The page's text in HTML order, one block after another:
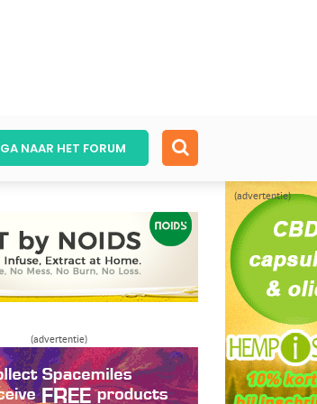
(advertentie)
GA NAAR HET FORUM
(advertentie)